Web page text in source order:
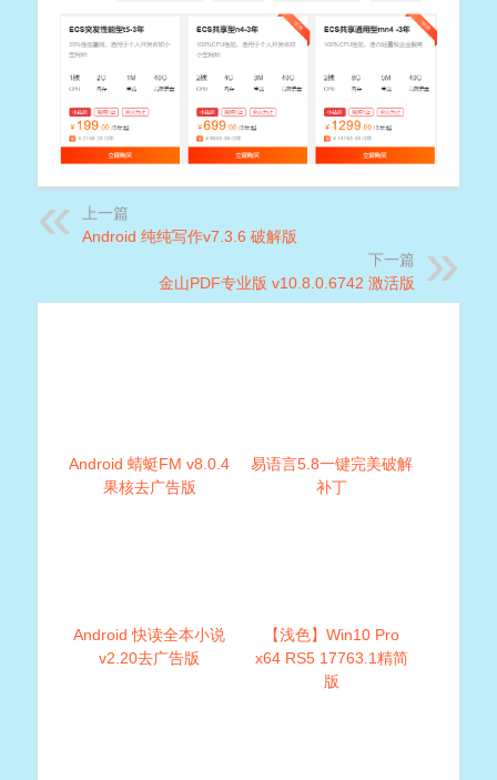
上一篇
Android 纯纯写作v7.3.6 破解版
下一篇
金山PDF专业版 v10.8.0.6742 激活版
Android 蜻蜓FM v8.0.4
果核去广告版
易语言5.8一键完美破解
补丁
Android 快读全本小说
v2.20去广告版
【浅色】Win10 Pro
x64 RS5 17763.1精简
版